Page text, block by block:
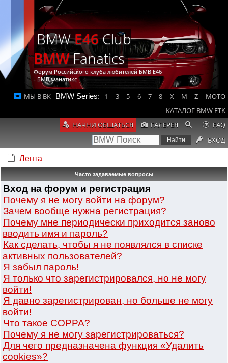
BMWE46Club
BMWFanatics
Форум Российского клуба любителей БМВ Е46
- БМВ Фанатикс
МЫ В ВК BMW Series: 1 3 5 6 7 8 X M Z
MOTO
КАТАЛОГ BMW ETK
НАЧНИ ОБЩАТЬСЯ
ГАЛЕРЕЯ
FAQ
ВХОД
Лента
Часто задаваемые вопросы
Вход на форум и регистрация
Почему я не могу войти на форум?
Зачем вообще нужна регистрация?
Почему мне периодически приходится заново
вводить имя и пароль?
Как сделать, чтобы я не появлялся в списке
активных пользователей?
Я забыл пароль!
Я только что зарегистрировался, но не могу
войти!
Я давно зарегистрирован, но больше не могу
войти!
Что такое COPPA?
Почему я не могу зарегистрироваться?
Для чего предназначена функция «Удалить
cookies»?